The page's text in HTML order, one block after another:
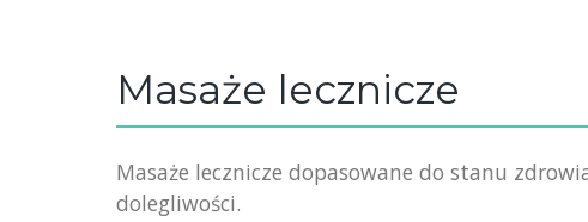
Masaże lecznicze
Masaże lecznicze dopasowane do stanu
dolegliwości.